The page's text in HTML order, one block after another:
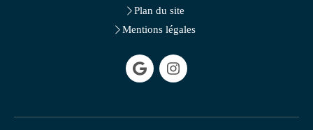
Plan du site
Mentions légales